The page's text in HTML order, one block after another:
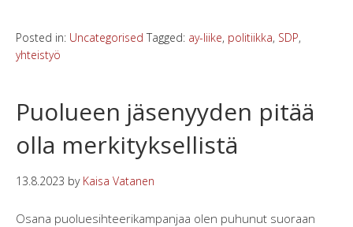
Posted in: Uncategorised Tagged: ay-liike, politiikka, SDP,
yhteistyö
Puolueen jäsenyyden pitää
olla merkityksellistä
13.8.2023 by Kaisa Vatanen
Osana puoluesihteerikampanjaa olen puhunut suoraan